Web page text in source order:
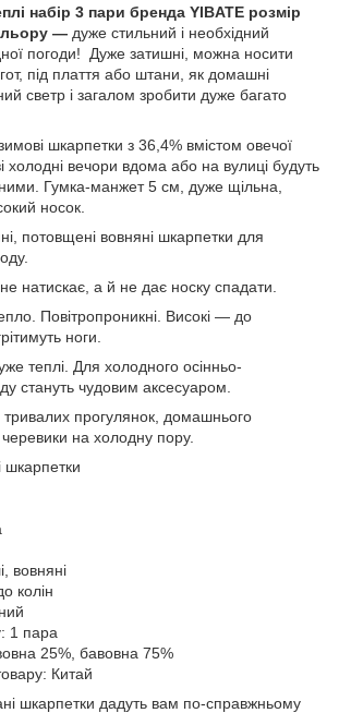
набір 3 пари бренда YIBATE розмір
— дуже стильний і необхідний
погоди! Дуже затишні, можна носити
під плаття або штани, як домашні
светр і загалом зробити дуже багато
шкарпетки з 36,4% вмістом овечої
холодні вечори вдома або на вулиці будуть
Гумка-манжет 5 см, дуже щільна,
носок.
потовщені вовняні шкарпетки для
натискає, а й не дає носку спадати.
Повітропроникні. Високі — до
ноги.
теплі. Для холодного осінньо-
стануть чудовим аксесуаром.
прогулянок, домашнього
на холодну пору.
шкарпетки
вовняні
колін
1 пара
25%, бавовна 75%
Китай
шкарпетки дадуть вам по-справжньому